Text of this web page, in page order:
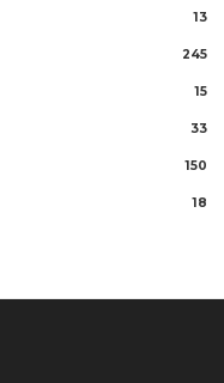
13
245
15
33
150
18